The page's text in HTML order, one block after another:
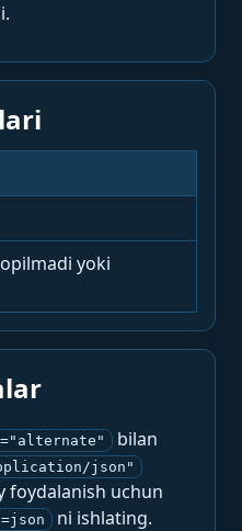
yoki
bilan
json"
foydalanish uchun
ni ishlating.